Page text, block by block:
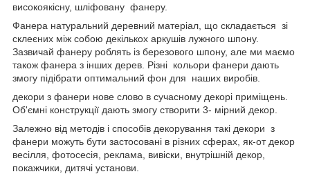
високоякісну, шліфовану фанеру.
Фанера натуральний деревний матеріал, що складається зі
склеєних між собою декількох аркушів лужного шпону.
Зазвичай фанеру роблять із березового шпону, але ми маємо
також фанера з інших дерев. Різні кольори фанери дають
змогу підібрати оптимальний фон для наших виробів.
декори з фанери нове слово в сучасному декорі приміщень.
Об'ємні конструкції дають змогу створити 3- мірний декор.
Залежно від методів і способів декорування такі декори з
фанери можуть бути застосовані в різних сферах, як-от декор
весілля, фотосесія, реклама, вивіски, внутрішній декор,
покажчики, дитячі установи.